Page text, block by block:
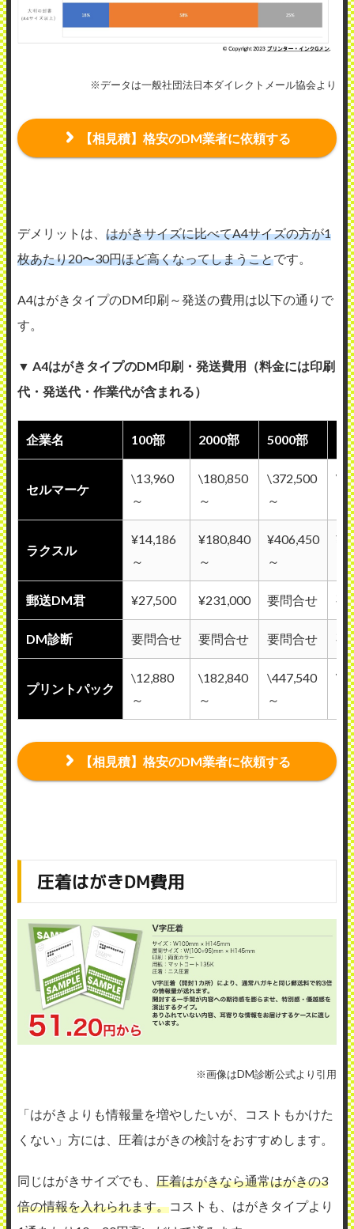
※データは一般社団法日本ダイレクトメール協会より
【相見積】格安のDM業者に依頼する
デメリットは、 はがきサイズに比べてA4サイズの方が1
枚あたり20〜30円ほど高くなってしまうことです。
A4はがきタイプのDM印刷～発送の費用は以下の通りで
す。
▼ A4はがきタイプのDM印刷・発送費用（料金には印刷
代・発送代・作業代が含まれる）
企業名 100部 2000部 5000部 1
セルマーケ
\13,960
～
\180,850
～
\372,500
～
～
ラクスル
¥14,186
～
¥180,840
～
¥406,450
～
～
郵送DM君 ¥27,500 ¥231,000 要問合せ 要
DM診断 要問合せ 要問合せ 要問合せ 要
プリントパック
\12,880
～
\182,840
～
\447,540
～
～
【相見積】格安のDM業者に依頼する
圧着はがきDM費用
※画像はDM診断公式より引用
「はがきよりも情報量を増やしたいが、コストもかけた
くない」方には、圧着はがきの検討をおすすめします。
同じはがきサイズでも、 圧着はがきなら通常はがきの3
倍の情報を入れられます。コストも、はがきタイプより